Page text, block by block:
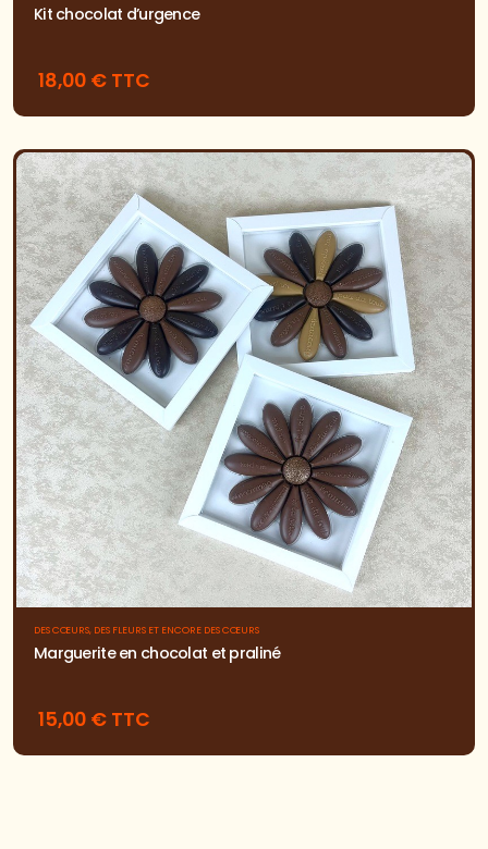
Kit chocolat d’urgence
18,00 € TTC
DES CŒURS, DES FLEURS ET ENCORE DES CŒURS
Marguerite en chocolat et praliné
15,00 € TTC